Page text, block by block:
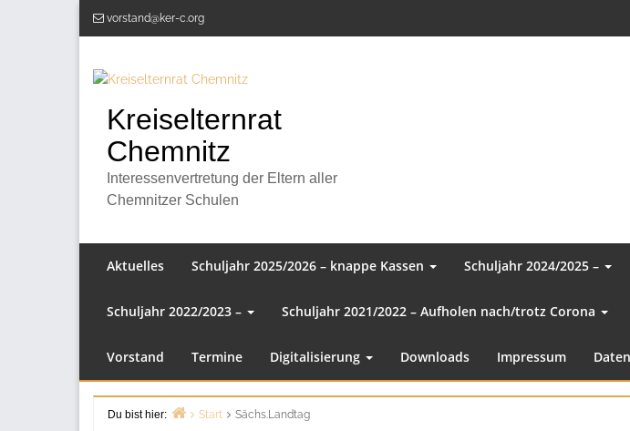
vorstand@ker-c.org
Kreiselternrat
Chemnitz
Interessenvertretung der Eltern aller
Chemnitzer Schulen
Aktuelles Schuljahr 2025/2026 – knappe Kassen Schuljahr 2024/2025 –
Schuljahr 2022/2023 – Schuljahr 2021/2022 – Aufholen nach/trotz Corona
Vorstand Termine Digitalisierung Downloads Impressum
Du bist hier: Start Sächs.Landtag